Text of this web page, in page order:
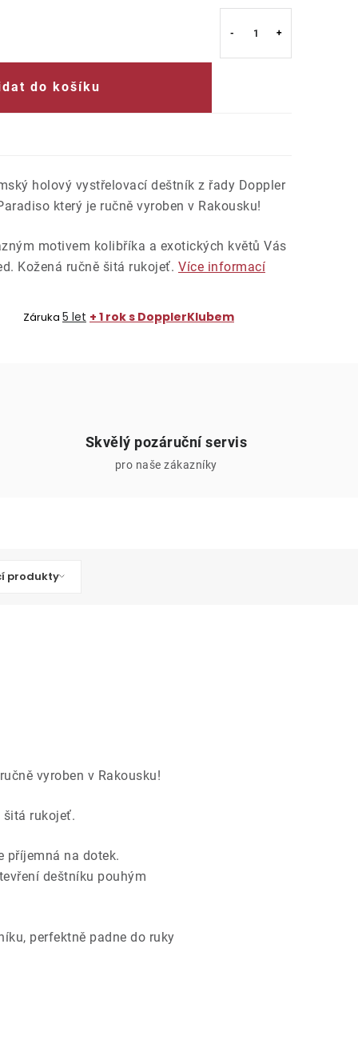
do košíku
holový vystřelovací deštník z řady Doppler
který je ručně vyroben v Rakousku!
motivem kolibříka a exotických květů Vás
Kožená ručně šitá rukojeť. Více informací
Záruka 5 let + 1 rok s DopplerKlubem
Skvělý pozáruční servis
pro naše zákazníky
produkty
vyroben v Rakousku!
šitá rukojeť.
příjemná na dotek.
deštníku pouhým
perfektně padne do ruky